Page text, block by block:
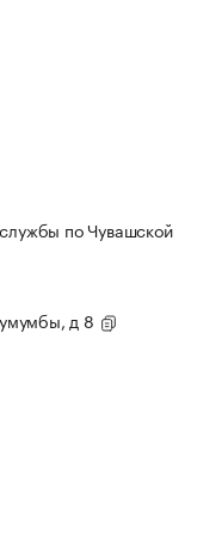
по Чувашской
д 8